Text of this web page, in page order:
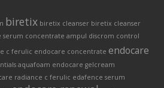
biretix biretix cleanser biretix cleanser
serum concentrate ampul discrom control
c ferulic endocare concentrate endocare
aquafoam endocare gelcream
radiance c ferulic edafence serum